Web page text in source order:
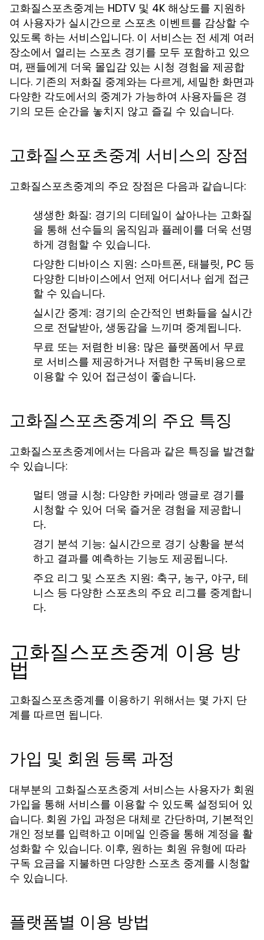
고화질스포츠중계는 HDTV 및 4K 해상도를 지원하
여 사용자가 실시간으로 스포츠 이벤트를 감상할 수
있도록 하는 서비스입니다. 이 서비스는 전 세계 여러
장소에서 열리는 스포츠 경기를 모두 포함하고 있으
며, 팬들에게 더욱 몰입감 있는 시청 경험을 제공합
니다. 기존의 저화질 중계와는 다르게, 세밀한 화면과
다양한 각도에서의 중계가 가능하여 사용자들은 경
기의 모든 순간을 놓치지 않고 즐길 수 있습니다.
고화질스포츠중계 서비스의 장점
고화질스포츠중계의 주요 장점은 다음과 같습니다:
생생한 화질: 경기의 디테일이 살아나는 고화질
을 통해 선수들의 움직임과 플레이를 더욱 선명
하게 경험할 수 있습니다.
다양한 디바이스 지원: 스마트폰, 태블릿, PC 등
다양한 디바이스에서 언제 어디서나 쉽게 접근
할 수 있습니다.
실시간 중계: 경기의 순간적인 변화들을 실시간
으로 전달받아, 생동감을 느끼며 중계됩니다.
무료 또는 저렴한 비용: 많은 플랫폼에서 무료
로 서비스를 제공하거나 저렴한 구독비용으로
이용할 수 있어 접근성이 좋습니다.
고화질스포츠중계의 주요 특징
고화질스포츠중계에서는 다음과 같은 특징을 발견할
수 있습니다:
멀티 앵글 시청: 다양한 카메라 앵글로 경기를
시청할 수 있어 더욱 즐거운 경험을 제공합니
다.
경기 분석 기능: 실시간으로 경기 상황을 분석
하고 결과를 예측하는 기능도 제공됩니다.
주요 리그 및 스포츠 지원: 축구, 농구, 야구, 테
니스 등 다양한 스포츠의 주요 리그를 중계합니
다.
고화질스포츠중계 이용 방
법
고화질스포츠중계를 이용하기 위해서는 몇 가지 단
계를 따르면 됩니다.
가입 및 회원 등록 과정
대부분의 고화질스포츠중계 서비스는 사용자가 회원
가입을 통해 서비스를 이용할 수 있도록 설정되어 있
습니다. 회원 가입 과정은 대체로 간단하며, 기본적인
개인 정보를 입력하고 이메일 인증을 통해 계정을 활
성화할 수 있습니다. 이후, 원하는 회원 유형에 따라
구독 요금을 지불하면 다양한 스포츠 중계를 시청할
수 있습니다.
플랫폼별 이용 방법